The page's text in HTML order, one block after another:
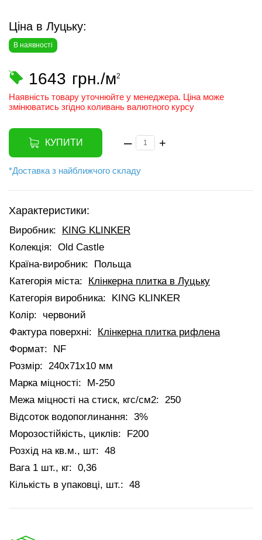
Ціна в Луцьку:
В наявності
1643 грн./м2
Наявність товару уточнюйте у менеджера. Ціна може
змінюватись згідно коливань валютного курсу
КУПИТИ – +
*Доставка з найближчого складу
Характеристики:
Виробник:
KING KLINKER
Колекція: Old Castle
Країна-виробник:
Польща
Категорія міста:
Клінкерна плитка в Луцьку
Категорія виробника:
KING KLINKER
Колір:
червоний
Фактура поверхні:
Клінкерна плитка рифлена
Формат:
NF
Розмір: 240х71х10 мм
Марка міцності:
М-250
Межа міцності на стиск, кгс/см2: 250
Відсоток водопоглинання: 3%
Морозостійкість, циклів:
F200
Розхід на кв.м., шт: 48
Вага 1 шт., кг: 0,36
Кількість в упаковці, шт.: 48